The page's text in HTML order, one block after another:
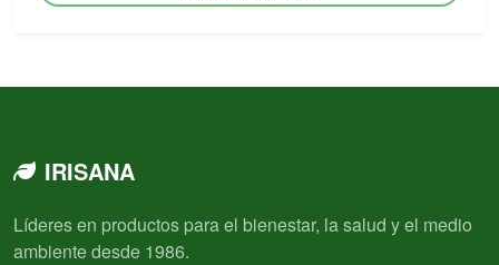
IRISANA
Líderes en productos para el bienestar, la salud y el medio
ambiente desde 1986.